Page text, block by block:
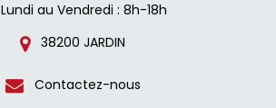
Lundi au Vendredi : 8h-18h
38200 JARDIN
Contactez-nous